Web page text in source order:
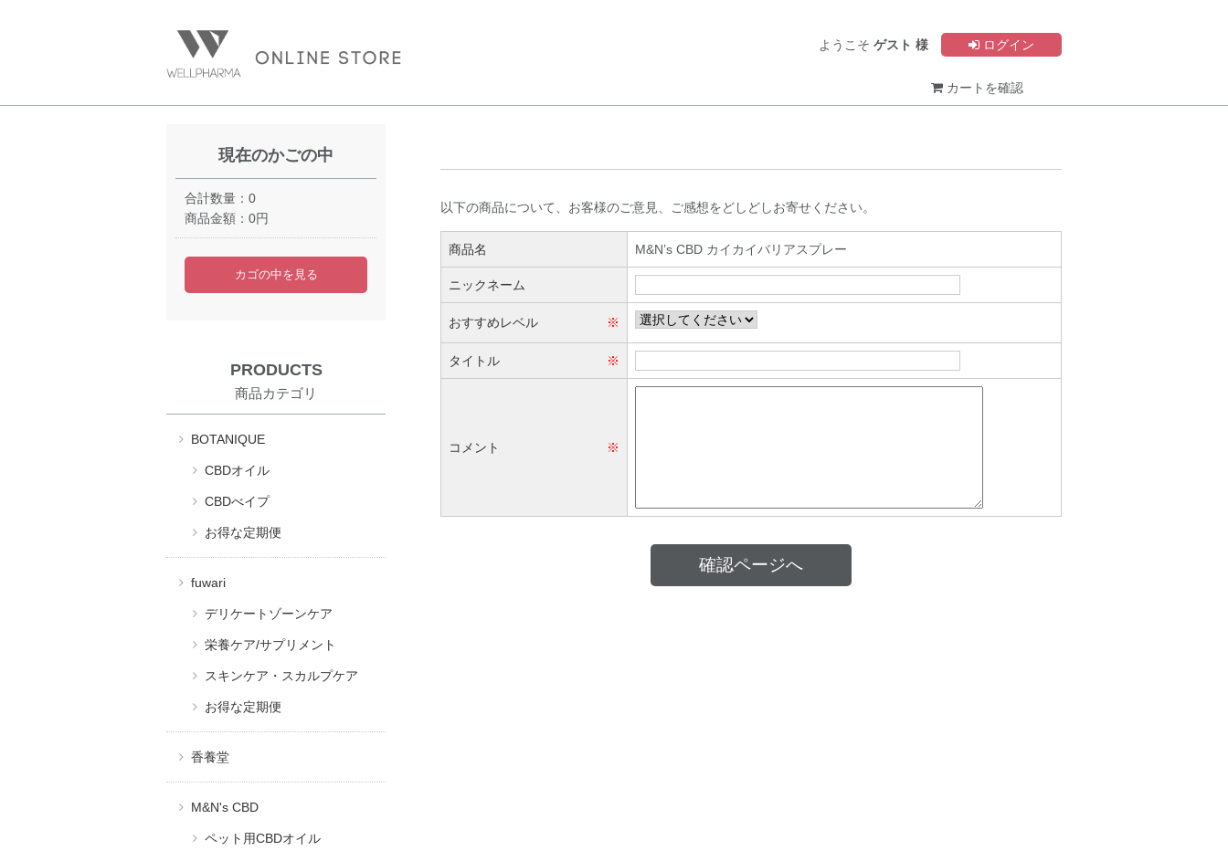
ようこそ ゲスト 様 ログイン
カートを確認
現在のかごの中
合計数量： 0
商品金額： 0円
カゴの中を見る
PRODUCTS
商品カテゴリ
BOTANIQUE
CBDオイル
CBDべイプ
お得な定期便
fuwari
デリケートゾーンケア
栄養ケア/サプリメント
スキンケア・スカルプケア
お得な定期便
香養堂
M&N's CBD
ペット用CBDオイル
以下の商品について、お客様のご意見、ご感想をどしどしお寄せください。
商品名 M&N’s CBD カイカイバリアスプレー
ニックネーム
おすすめレベル ※
タイトル ※
コメント ※